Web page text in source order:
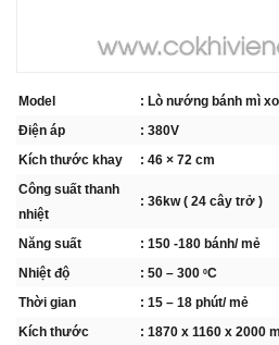
Model
: Lò nướng bánh mì
Điện áp
: 380V
Kích thước khay
: 46 × 72 cm
Công suất thanh
nhiệt
: 36kw ( 24 cây trở )
Năng suất
: 150 -180 bánh/ mẻ
Nhiệt độ
: 50 – 300 0C
Thời gian
: 15 – 18 phút/ mẻ
Kích thước
: 1870 x 1160 x 2000
UNCATEGORIZED